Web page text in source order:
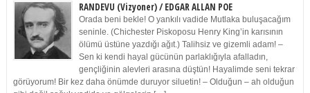
RANDEVU (Vizyoner) / EDGAR ALLAN POE
Orada beni bekle! O yankılı vadide Mutlaka buluşacağım
seninle. (Chichester Piskoposu Henry King’in karısının
ölümü üstüne yazdığı ağıt.) Talihsiz ve gizemli adam! –
Sen ki kendi hayal gücünün parlaklığıyla afalladın,
gençliğinin alevleri arasına düştün! Hayalimde seni tekrar
görüyorum! Bir kez daha önümde duruyor siluetin! – Olduğun – ah olduğun